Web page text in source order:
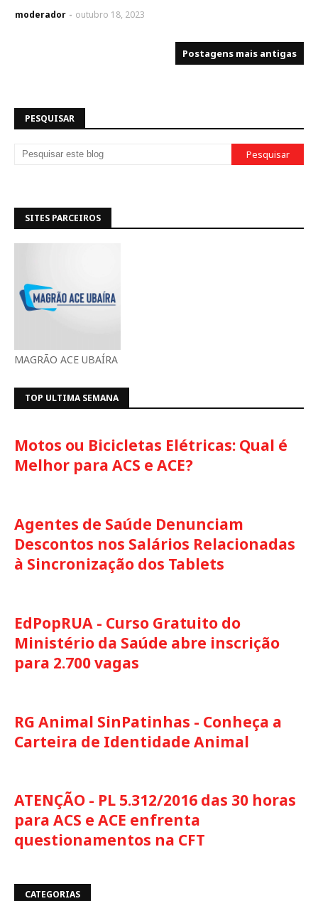
moderador outubro 18, 2023
Postagens mais antigas
PESQUISAR
SITES PARCEIROS
MAGRÃO ACE UBAÍRA
TOP ULTIMA SEMANA
Motos ou Bicicletas Elétricas: Qual é
Melhor para ACS e ACE?
Agentes de Saúde Denunciam
Descontos nos Salários Relacionadas
à Sincronização dos Tablets
EdPopRUA - Curso Gratuito do
Ministério da Saúde abre inscrição
para 2.700 vagas
RG Animal SinPatinhas - Conheça a
Carteira de Identidade Animal
ATENÇÃO - PL 5.312/2016 das 30 horas
para ACS e ACE enfrenta
questionamentos na CFT
CATEGORIAS